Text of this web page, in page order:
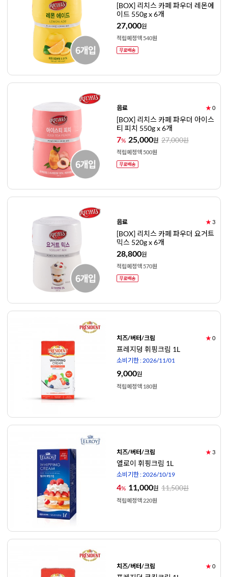
[BOX] 리치스 카페 파우더 레몬에
이드 550g x 6개
27,000원
적립예정액 540원
음료 ★0
[BOX] 리치스 카페 파우더 아이스
티 피치 550g x 6개
7% 25,000원 27,000원
적립예정액 500원
음료 ★3
[BOX] 리치스 카페 파우더 요거트
믹스 520g x 6개
28,800원
적립예정액 570원
치즈/버터/크림 ★0
프레지덩 휘핑크림 1L
소비기한 : 2026/11/01
9,000원
적립예정액 180원
치즈/버터/크림 ★3
엘로이 휘핑크림 1L
소비기한 : 2026/10/19
4% 11,000원 11,500원
적립예정액 220원
치즈/버터/크림 ★0